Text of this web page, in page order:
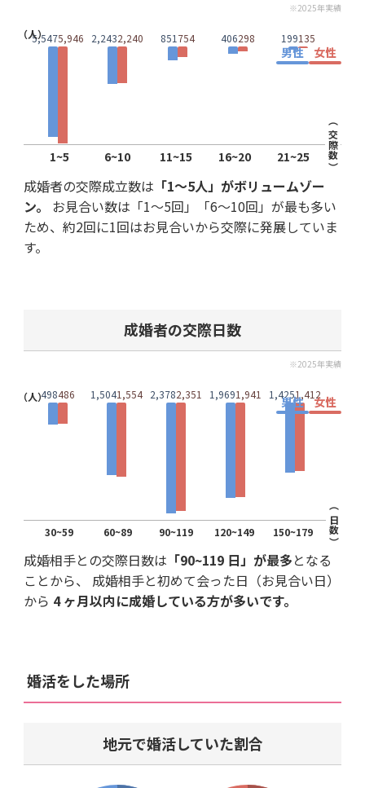
※2025年実績
5,5475,946 2,2432,240 851 754 406298 199135
（人）
（ 交際数 ）
男性 女性
1~5 6~10 11~15 16~20 21~25
成婚者の交際成立数は 「1～5人」がボリュームゾー
ン。
お見合い数は「1～5回」「6～10回」が最も多い
ため、約2回に1回はお見合いから交際に発展していま
す。
成婚者の交際日数
※2025年実績
498486 1,5041,554 2,3782,351 1,9691,941 1,4251,412
（人）
（ 日数 ）
男性 女性
30~59 60~89 90~119 120~149 150~179
成婚相手との交際日数は 「90~119 日」が最多となる
ことから、 成婚相手と初めて会った日（お見合い日）
から 4 ヶ月以内に成婚している方が多いです。
婚活をした場所
地元で婚活していた割合